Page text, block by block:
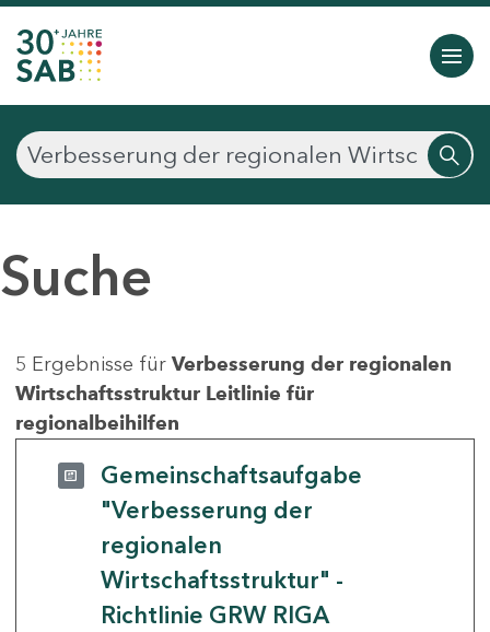
Suche
5 Ergebnisse für Verbesserung der regionalen
Wirtschaftsstruktur Leitlinie für
regionalbeihilfen
Gemeinschaftsaufgabe
"Verbesserung der
regionalen
Wirtschaftsstruktur" -
Richtlinie GRW RIGA